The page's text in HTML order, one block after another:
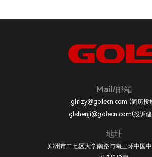
Mail/邮箱
glrlzy@golecn.com (简历投
glshenji@golecn.com(投诉
地址
郑州市二七区大学南路与南三环中国